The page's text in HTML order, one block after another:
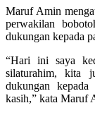
Maruf Amin
perwakilan
dukungan kepada
“Hari ini saya
silaturahim, kita
dukungan
kasih,” kata Maruf